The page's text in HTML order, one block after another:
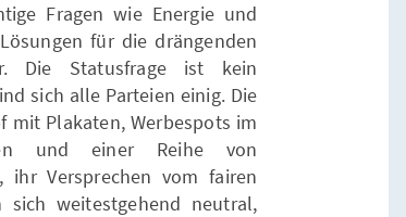
Fragen wie Energie und
für die drängenden
Die Statusfrage ist kein
sich alle Parteien einig. Die
mit Plakaten, Werbespots im
und einer Reihe von
ihr Versprechen vom fairen
sich weitestgehend neutral,